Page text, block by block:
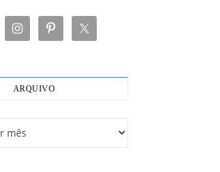
ARQUIVO